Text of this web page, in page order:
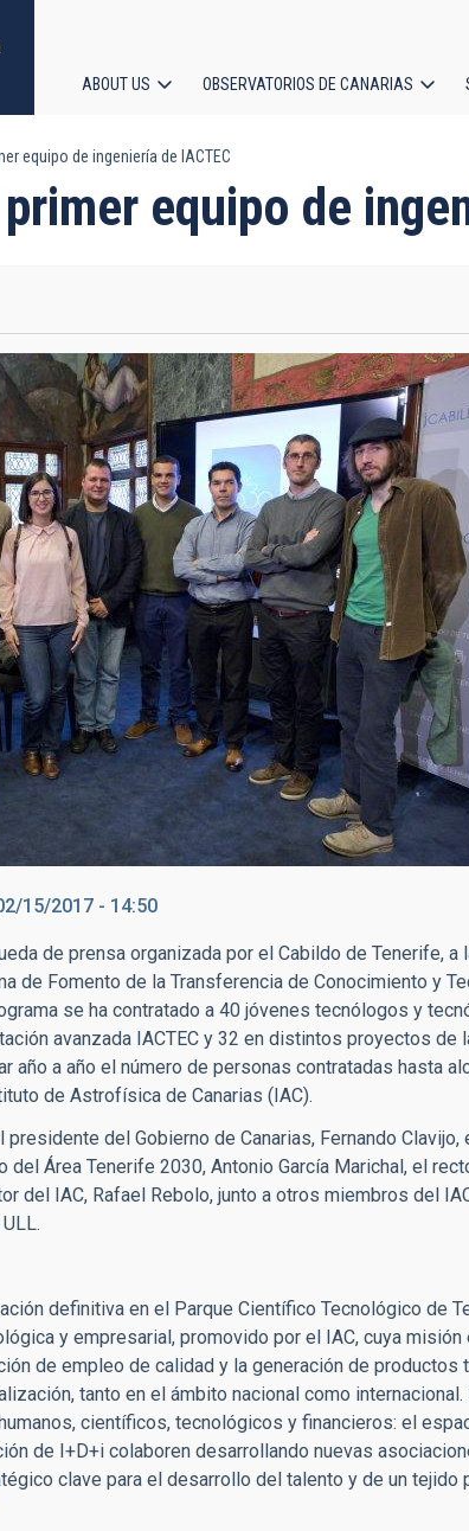
navigation
ABOUT US OBSERVATORIOS DE CANARIAS
equipo de ingeniería de IACTEC
equipo de
15/2017 - 14:50
de prensa organizada por el Cabildo de Tenerife,
de Fomento de la Transferencia de Conocimiento y
se ha contratado a 40 jóvenes tecnólogos y
avanzada IACTEC y 32 en distintos proyectos de
año a año el número de personas contratadas hasta
de Astrofísica de Canarias (IAC).
del Gobierno de Canarias, Fernando
del Área Tenerife 2030, Antonio García Marichal, el
del IAC, Rafael Rebolo, junto a otros miembros del
definitiva en el Parque Científico Tecnológico de
y empresarial, promovido por el IAC, cuya
de empleo de calidad y la generación de
tanto en el ámbito nacional como internacional.
científicos, tecnológicos y financieros: el
de I+D+i colaboren desarrollando nuevas
clave para el desarrollo del talento y de un tejido